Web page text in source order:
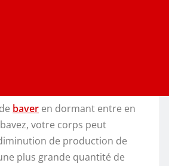
baver en dormant entre en
votre corps peut
de production de
plus grande quantité de